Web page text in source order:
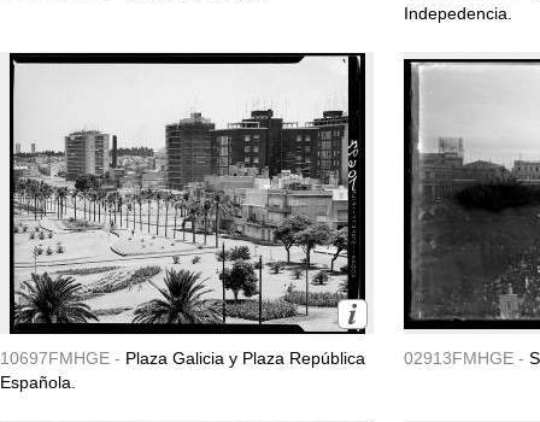
Indepedencia.
10697FMHGE - Plaza Galicia y Plaza República
Española.
02913FMHGE -